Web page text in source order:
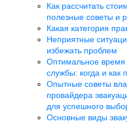
Как рассчитать
полезные советы и
Какая категория
Неприятные
избежать проблем
Оптимальное время
службы: когда и как
Опытные советы
провайдера
для успешного
Основные виды